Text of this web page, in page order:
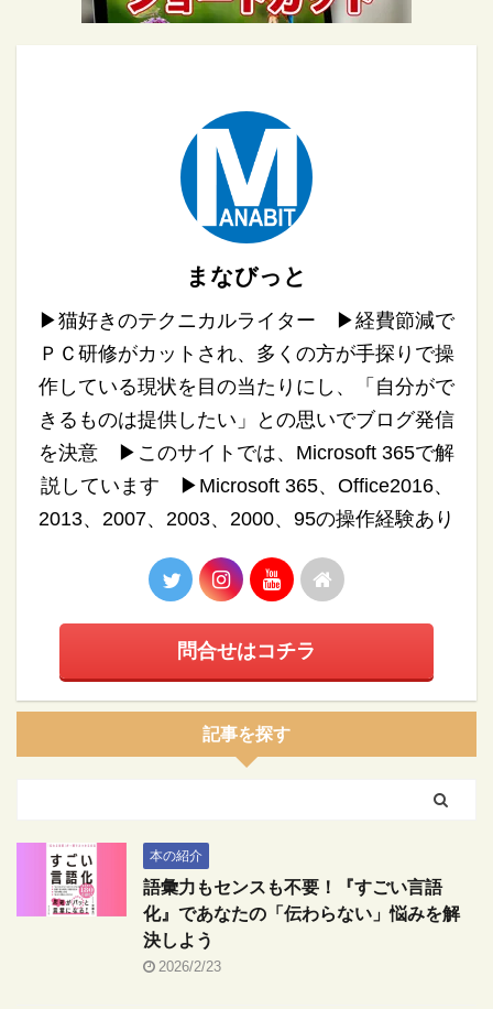
まなびっと
▶︎猫好きのテクニカルライター ▶︎経費節減で
ＰＣ研修がカットされ、多くの方が手探りで操
作している現状を目の当たりにし、「自分がで
きるものは提供したい」との思いでブログ発信
を決意 ▶︎このサイトでは、Microsoft 365で解
説しています ▶︎Microsoft 365、Office2016、
2013、2007、2003、2000、95の操作経験あり
問合せはコチラ
記事を探す
本の紹介
語彙力もセンスも不要！『すごい言語
化』であなたの「伝わらない」悩みを解
決しよう
2026/2/23